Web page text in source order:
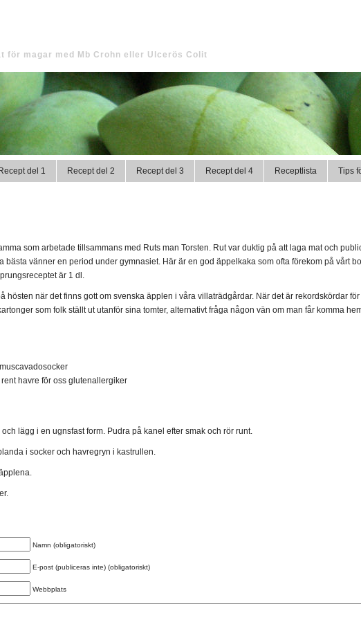
för magar med Mb Crohn eller Ulcerös Colit
Recept del 1 Recept del 2 Recept del 3 Recept del 4 Receptlista Tips
som arbetade tillsammans med Ruts man Torsten. Rut var duktig på att laga mat och
bästa vänner en period under gymnasiet. Här är en god äppelkaka som ofta förekom på vårt
är 1 dl.
hösten när det finns gott om svenska äpplen i våra villaträdgårdar. När det är rekordskördar
som folk ställt ut utanför sina tomter, alternativt fråga någon vän om man får komma
havre för oss glutenallergiker
lägg i en ugnsfast form. Pudra på kanel efter smak och rör runt.
i socker och havregryn i kastrullen.
Namn (obligatoriskt)
E-post (publiceras inte) (obligatoriskt)
Webbplats